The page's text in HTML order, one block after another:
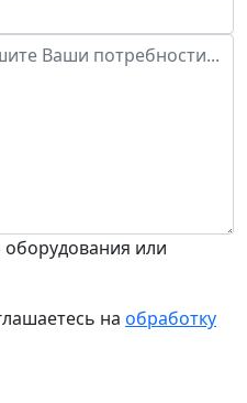
или
на обработку